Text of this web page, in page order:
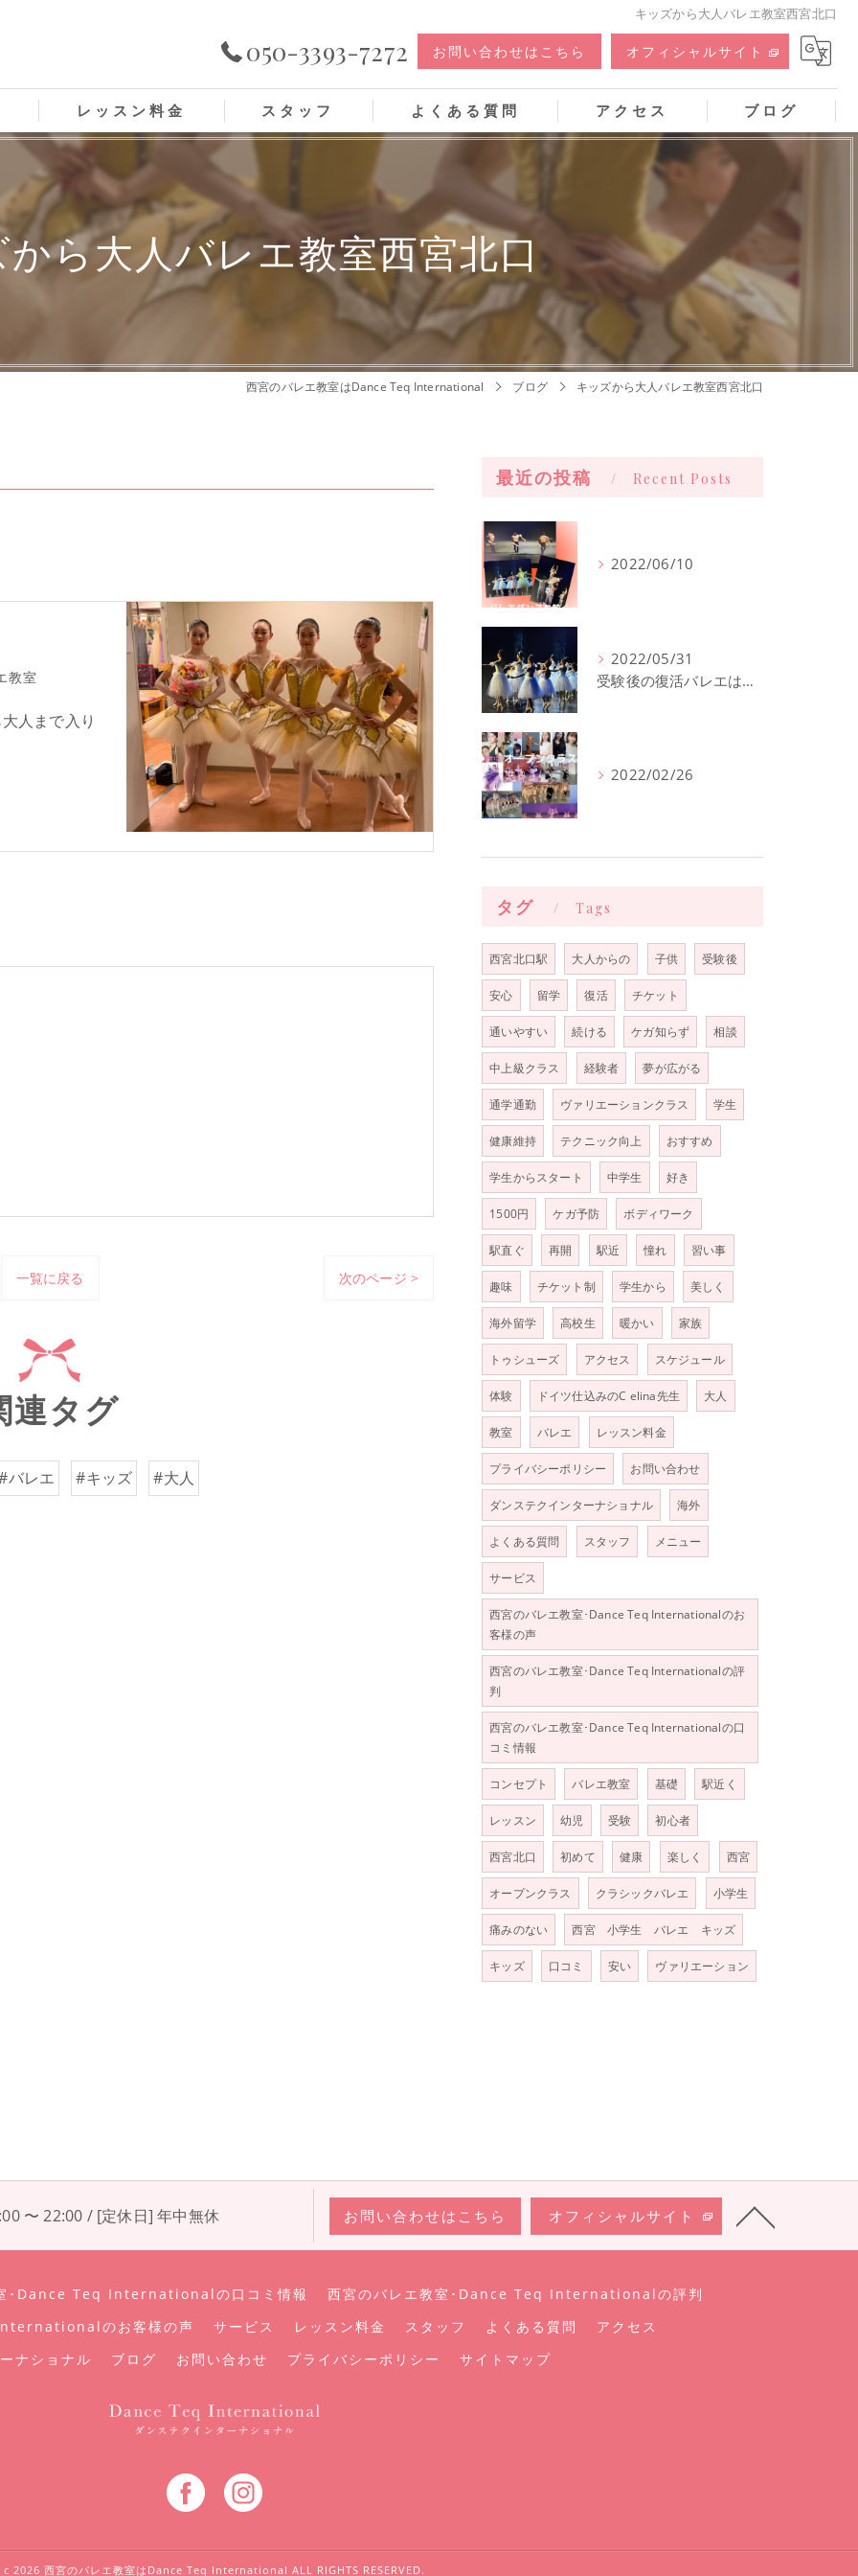
キッズから大人バレエ教室西宮北口
050-3393-7272 お問い合わせはこちら オフィシャルサイト
レッスン料金 スタッフ よくある質問 アクセス ブログ
ら大人バレエ教室西宮北口
西宮のバレエ教室はDance Teq International ブログ キッズから大人バレエ教室西宮北口
教室
人まで入り
一覧に戻る 次のページ >
連タグ
バレエ #キッズ #大人
最近の投稿 Recent Posts
2022/06/10
2022/05/31
受験後の復活バレエは西宮北口直ぐのオープンクラスへ
2022/02/26
タグ Tags
西宮北口駅 大人からの 子供 受験後
安心 留学 復活 チケット
通いやすい 続ける ケガ知らず 相談
中上級クラス 経験者 夢が広がる
通学通勤 ヴァリエーションクラス 学生
健康維持 テクニック向上 おすすめ
学生からスタート 中学生 好き
1500円 ケガ予防 ボディワーク
駅直ぐ 再開 駅近 憧れ 習い事
趣味 チケット制 学生から 美しく
海外留学 高校生 暖かい 家族
トゥシューズ アクセス スケジュール
体験 ドイツ仕込みのC elina先生 大人
教室 バレエ レッスン料金
プライバシーポリシー お問い合わせ
ダンステクインターナショナル 海外
よくある質問 スタッフ メニュー
サービス
西宮のバレエ教室･Dance Teq Internationalのお
客様の声
西宮のバレエ教室･Dance Teq Internationalの評
判
西宮のバレエ教室･Dance Teq Internationalの口
コミ情報
コンセプト バレエ教室 基礎 駅近く
レッスン 幼児 受験 初心者
西宮北口 初めて 健康 楽しく 西宮
オープンクラス クラシックバレエ 小学生
痛みのない 西宮 小学生 バレエ キッズ
キッズ 口コミ 安い ヴァリエーション
〜 22:00 / [定休日] 年中無休 お問い合わせはこちら オフィシャルサイト
･Dance Teq Internationalの口コミ情報
西宮のバレエ教室･Dance Teq Internationalの評判
のお客様の声
サービス レッスン料金 スタッフ よくある質問
アクセス
ナショナル
ブログ お問い合わせ プライバシーポリシー サイトマップ
c 2026 西宮のバレエ教室はDance Teq International ALL RIGHTS RESERVED.